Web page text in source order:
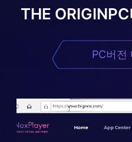
THE ORIGIN
PC버전